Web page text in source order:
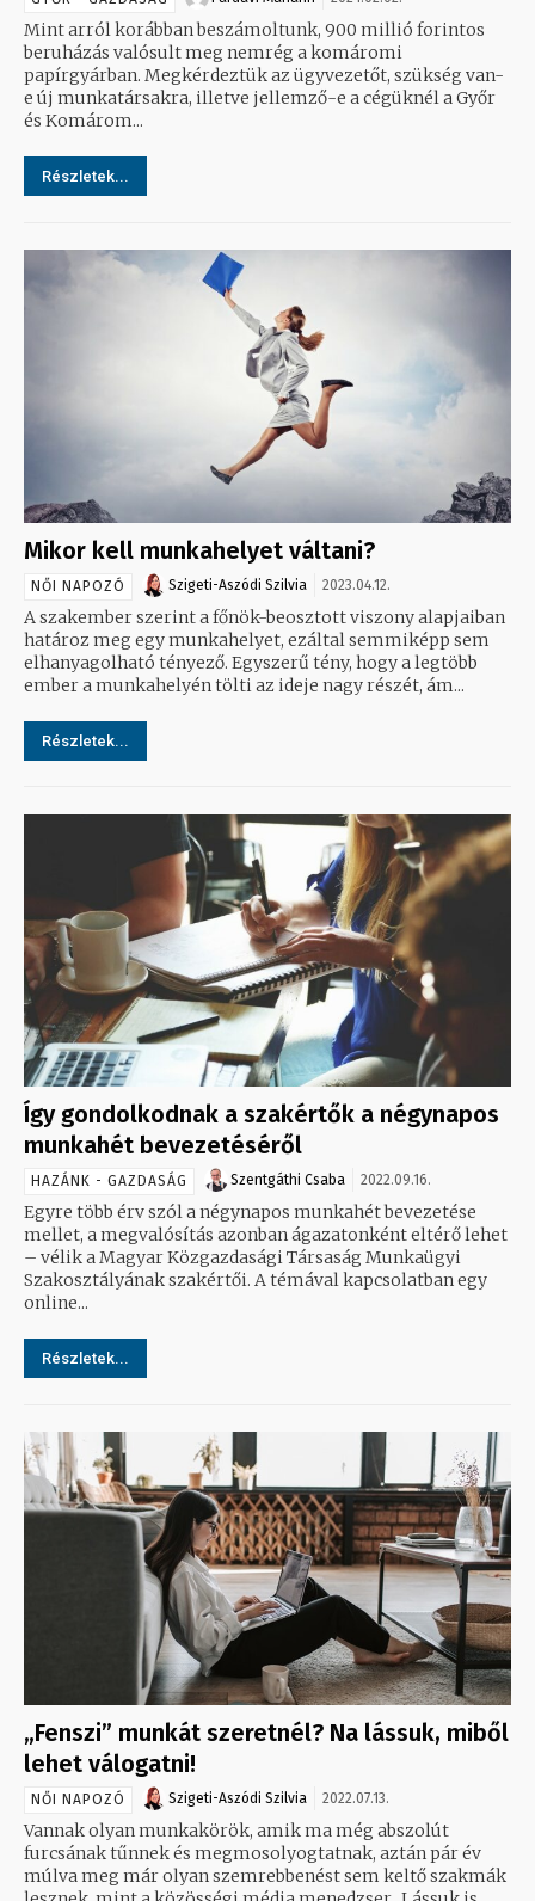
Mint arról korábban beszámoltunk, 900 millió forintos
beruházás valósult meg nemrég a komáromi
papírgyárban. Megkérdeztük az ügyvezetőt, szükség van-
e új munkatársakra, illetve jellemző-e a cégüknél a Győr
és Komárom...
Részletek...
Mikor kell munkahelyet váltani?
NŐI NAPOZÓ Szigeti-Aszódi Szilvia 2023.04.12.
A szakember szerint a főnök-beosztott viszony alapjaiban
határoz meg egy munkahelyet, ezáltal semmiképp sem
elhanyagolható tényező. Egyszerű tény, hogy a legtöbb
ember a munkahelyén tölti az ideje nagy részét, ám...
Részletek...
Így gondolkodnak a szakértők a négynapos
munkahét bevezetéséről
HAZÁNK - GAZDASÁG Szentgáthi Csaba 2022.09.16.
Egyre több érv szól a négynapos munkahét bevezetése
mellet, a megvalósítás azonban ágazatonként eltérő lehet
– vélik a Magyar Közgazdasági Társaság Munkaügyi
Szakosztályának szakértői. A témával kapcsolatban egy
online...
Részletek...
„Fenszi” munkát szeretnél? Na lássuk, miből
lehet válogatni!
NŐI NAPOZÓ Szigeti-Aszódi Szilvia 2022.07.13.
Vannak olyan munkakörök, amik ma még abszolút
furcsának tűnnek és megmosolyogtatnak, aztán pár év
múlva meg már olyan szemrebbenést sem keltő szakmák